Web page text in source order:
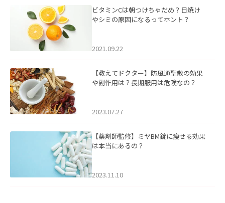
ビタミンCは朝つけちゃだめ？日焼け
やシミの原因になるってホント？
2021.09.22
【教えてドクター】防風通聖散の効果
や副作用は？長期服用は危険なの？
2023.07.27
【薬剤師監修】ミヤBM錠に痩せる効果
は本当にあるの？
2023.11.10